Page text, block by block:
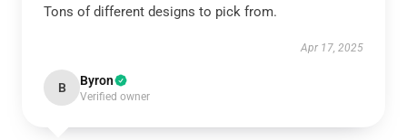
Tons of different designs to pick from.
Apr 17, 2025
B Byron
Verified owner